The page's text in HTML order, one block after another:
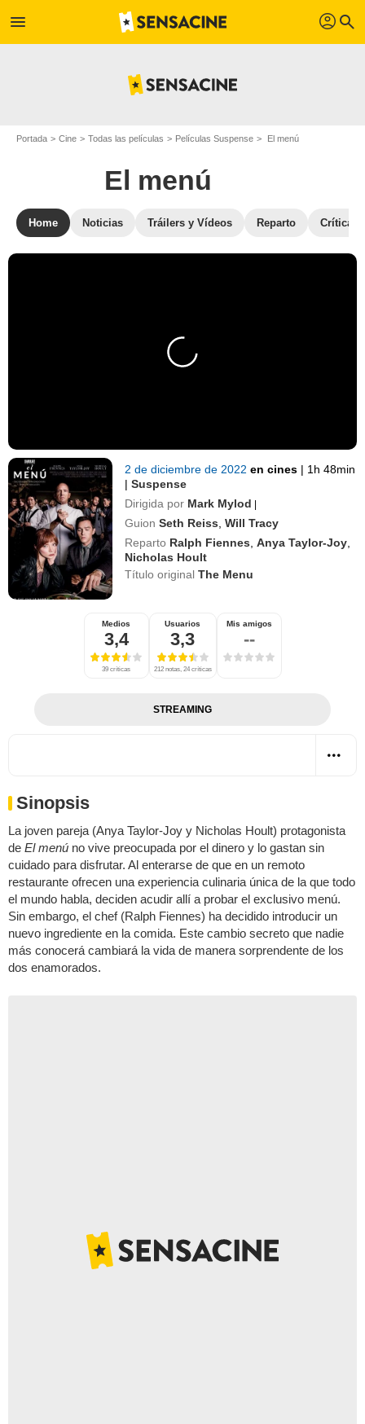
menu profil search
Portada Cine Todas las películas Películas Suspense El menú
El menú
Home Noticias Tráilers y Vídeos Reparto Críticas
2 de diciembre de 2022en cines | 1h 48min
| Suspense
Dirigida por Mark Mylod |
Guion Seth Reiss ,Will Tracy
Reparto Ralph Fiennes ,Anya Taylor-Joy
Nicholas Hoult
Título originalThe Menu
Medios
3,4
39 críticas
Usuarios
3,3
212 notas, 24 críticas
Mis amigos
--
STREAMING
Sinopsis
La joven pareja (Anya Taylor-Joy y Nicholas Hoult) protagonista
de El menú no vive preocupada por el dinero y lo gastan sin
cuidado para disfrutar. Al enterarse de que en un remoto
restaurante ofrecen una experiencia culinaria única de la que todo
el mundo habla, deciden acudir allí a probar el exclusivo menú.
Sin embargo, el chef (Ralph Fiennes) ha decidido introducir un
nuevo ingrediente en la comida. Este cambio secreto que nadie
más conocerá cambiará la vida de manera sorprendente de los
dos enamorados.